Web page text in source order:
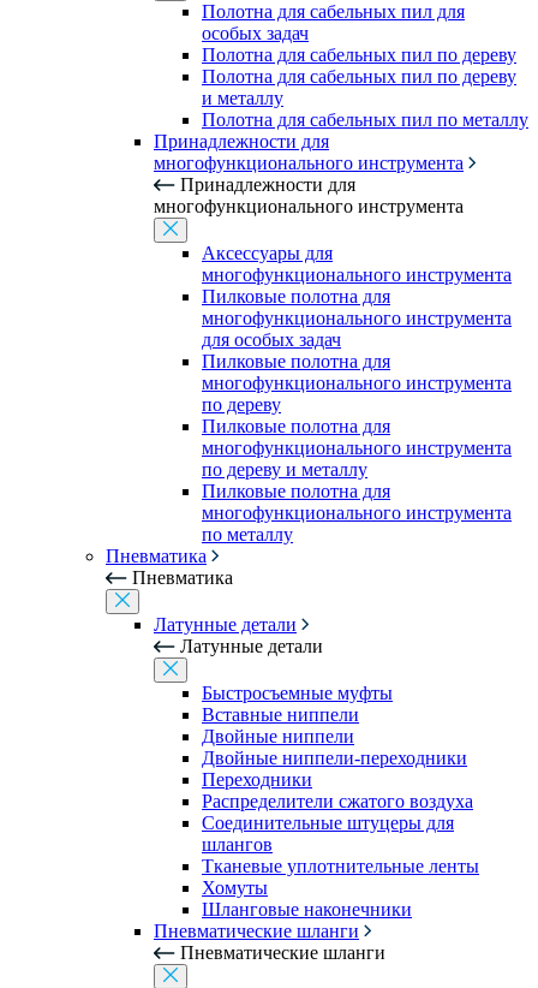
Полотна для сабельных пил для
особых задач
Полотна для сабельных пил по дереву
Полотна для сабельных пил по дереву
и металлу
Полотна для сабельных пил по металлу
Принадлежности для
многофункционального инструмента
Принадлежности для
многофункционального инструмента
Аксессуары для
многофункционального инструмента
Пилковые полотна для
многофункционального инструмента
для особых задач
Пилковые полотна для
многофункционального инструмента
по дереву
Пилковые полотна для
многофункционального инструмента
по дереву и металлу
Пилковые полотна для
многофункционального инструмента
по металлу
Пневматика
Пневматика
Латунные детали
Латунные детали
Быстросъемные муфты
Вставные ниппели
Двойные ниппели
Двойные ниппели-переходники
Переходники
Распределители сжатого воздуха
Соединительные штуцеры для
шлангов
Тканевые уплотнительные ленты
Хомуты
Шланговые наконечники
Пневматические шланги
Пневматические шланги